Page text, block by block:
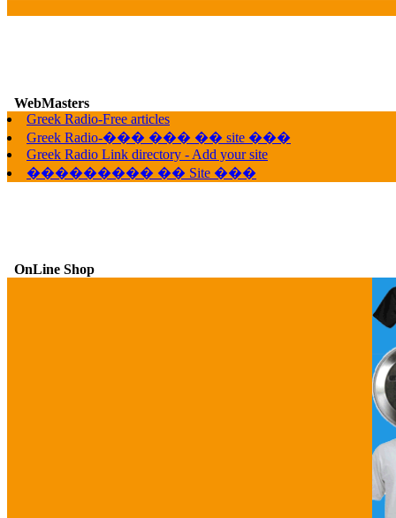
WebMasters
Greek Radio-Free articles
Greek Radio-��� ��� �� site ���
Greek Radio Link directory - Add your site
��������� �� Site ���
OnLine Shop